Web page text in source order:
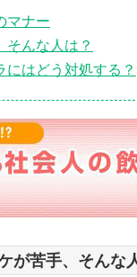
マナー
そんな人は？
にはどう対処する？
が苦手、そんな